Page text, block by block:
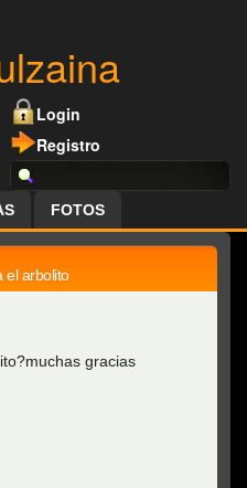
Login
Registro
FOTOS
el arbolito
gracias